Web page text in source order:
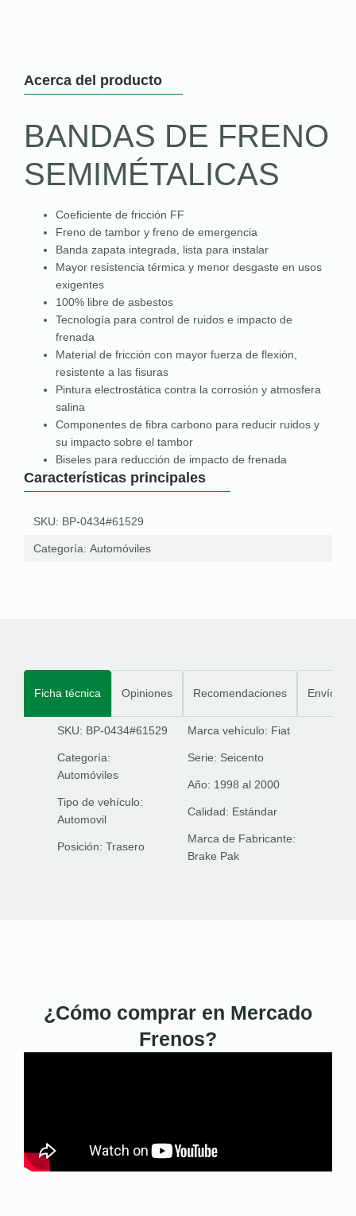
Acerca del producto
BANDAS DE FRENO
SEMIMÉTALICAS
Coeficiente de fricción FF
Freno de tambor y freno de emergencia
Banda zapata integrada, lista para instalar
Mayor resistencia térmica y menor desgaste en usos
exigentes
100% libre de asbestos
Tecnología para control de ruidos e impacto de
frenada
Material de fricción con mayor fuerza de flexión,
resistente a las fisuras
Pintura electrostática contra la corrosión y atmosfera
salina
Componentes de fibra carbono para reducir ruidos y
su impacto sobre el tambor
Biseles para reducción de impacto de frenada
Características principales
SKU: BP-0434#61529
Categoría: Automóviles
Ficha técnica Opiniones Recomendaciones Envíos
SKU: BP-0434#61529
Categoría:
Automóviles
Tipo de vehículo:
Automovil
Posición: Trasero
Marca vehículo: Fiat
Serie: Seicento
Año: 1998 al 2000
Calidad: Estándar
Marca de Fabricante:
Brake Pak
¿Cómo comprar en Mercado
Frenos?